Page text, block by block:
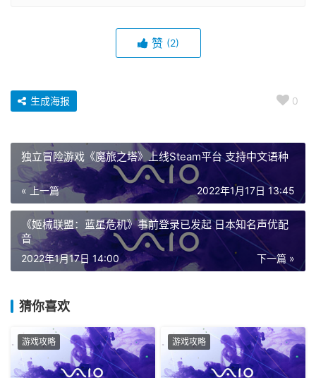
回去汇报给若心，任务结束!
https://www.uc1z.com/gl/363016.html
赞(2)
0
生成海报
独立冒险游戏《魔旅之塔》上线Steam平台 支持中文语种
« 上一篇
《姬械联盟：蓝星危机》事前登录已发起 日本知名声优配
音
下一篇 »
2022年1月17日 14:00